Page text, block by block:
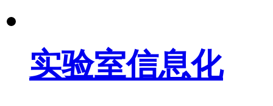
实验室信息化